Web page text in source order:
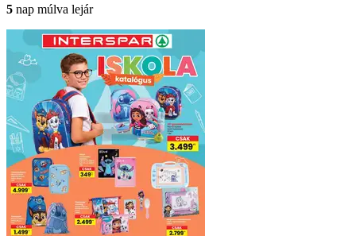
5 nap múlva lejár